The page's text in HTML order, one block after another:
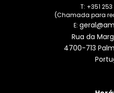
T: +351
(Chamada para
E:
Rua da
4700-713